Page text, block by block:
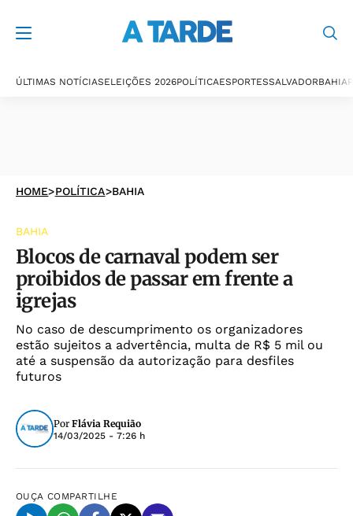
ÚLTIMAS NOTÍCIASELEIÇÕES 2026POLÍTICAESPORTESSALVADORBAHIA
HOME>POLÍTICA>BAHIA
BAHIA
Blocos de carnaval podem ser
proibidos de passar em frente a
igrejas
No caso de descumprimento os organizadores
estão sujeitos a advertência, multa de R$ 5 mil ou
até a suspensão da autorização para desfiles
futuros
Por Flávia Requião
14/03/2025 - 7:26 h
OUÇA COMPARTILHE